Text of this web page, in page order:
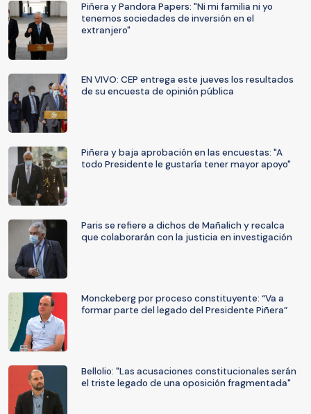
Piñera y Pandora Papers: "Ni mi familia ni yo
tenemos sociedades de inversión en el
extranjero"
EN VIVO: CEP entrega este jueves los resultados
de su encuesta de opinión pública
Piñera y baja aprobación en las encuestas: "A
todo Presidente le gustaría tener mayor apoyo"
Paris se refiere a dichos de Mañalich y recalca
que colaborarán con la justicia en investigación
Monckeberg por proceso constituyente: “Va a
formar parte del legado del Presidente Piñera”
Bellolio: "Las acusaciones constitucionales serán
el triste legado de una oposición fragmentada"